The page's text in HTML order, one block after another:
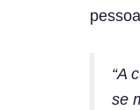
“A
se